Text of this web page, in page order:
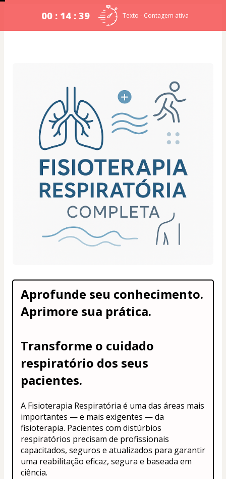
00 : 14 : 38 Texto - Contagem ativa
Aprofunde seu conhecimento.
Aprimore sua prática.
Transforme o cuidado
respiratório dos seus
pacientes.
A Fisioterapia Respiratória é uma das áreas mais
importantes — e mais exigentes — da
fisioterapia. Pacientes com distúrbios
respiratórios precisam de profissionais
capacitados, seguros e atualizados para garantir
uma reabilitação eficaz, segura e baseada em
ciência.